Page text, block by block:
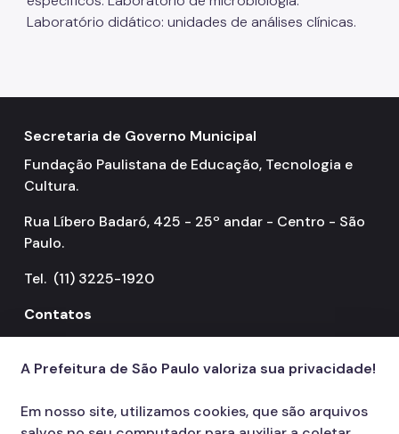
Laboratório didático: unidades de análises clínicas.
Secretaria de Governo Municipal
Fundação Paulistana de Educação, Tecnologia e
Cultura.
Rua Líbero Badaró, 425 - 25º andar - Centro - São
Paulo.
Tel. (11) 3225-1920
Contatos
156
A Prefeitura de São Paulo valoriza sua privacidade!
Em nosso site, utilizamos cookies, que são arquivos